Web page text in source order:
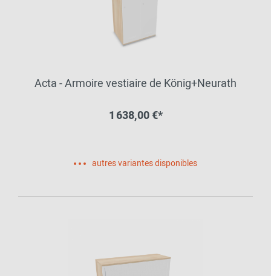
Acta - Armoire vestiaire de König+Neurath
1 638,00 €*
autres variantes disponibles